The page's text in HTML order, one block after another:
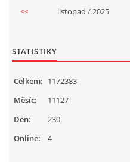
<< listopad / 2025
STATISTIKY
Online: 4
Celkem: 1172383
Měsíc:
11127
Den:
230